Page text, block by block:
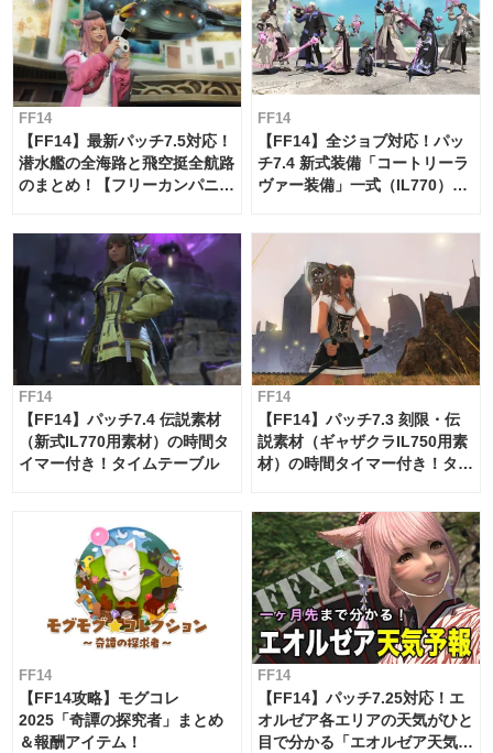
FF14
【FF14】最新パッチ7.5対応！
潜水艦の全海路と飛空挺全航路
のまとめ！【フリーカンパニ
FF14
【FF14】全ジョブ対応！パッ
チ7.4 新式装備「コートリーラ
ヴァー装備」一式（IL770）の
FF14
【FF14】パッチ7.4 伝説素材
（新式IL770用素材）の時間タ
イマー付き！タイムテーブル
FF14
【FF14】パッチ7.3 刻限・伝
説素材（ギャザクラIL750用素
材）の時間タイマー付き！タイ
FF14
【FF14攻略】モグコレ
2025「奇譚の探究者」まとめ
＆報酬アイテム！
FF14
【FF14】パッチ7.25対応！エ
オルゼア各エリアの天気がひと
目で分かる「エオルゼア天気予